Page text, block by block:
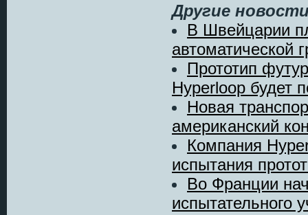
Другие
В Швейцарии
автоматической
Прототип
Hyperloop будет
Новая
американский
Компания
испытания
Во Франции
испытательного